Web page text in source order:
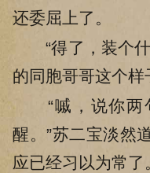
还委屈上了。
“得了，装个什
的同胞哥哥这个样
“嘁，说你两句
醒。”苏二宝淡然
应已经习以为常了